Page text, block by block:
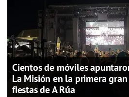
Cientos de móviles
La Misión en la primera
fiestas de A Rúa